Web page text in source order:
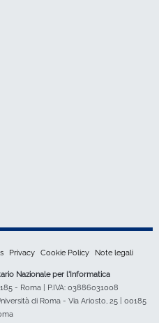
Privacy Cookie Policy Note legali
Nazionale per l'Informatica
- Roma | P.IVA: 03886031008
di Roma - Via Ariosto, 25 | 00185